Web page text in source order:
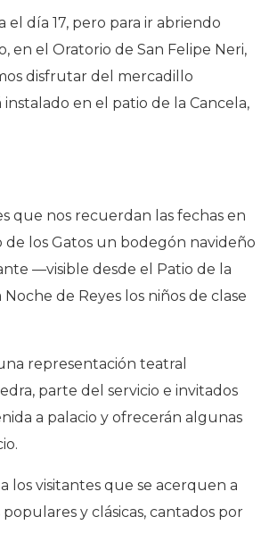
el día 17, pero para ir abriendo
en el Oratorio de San Felipe Neri,
disfrutar del mercadillo
en el patio de la Cancela,
que nos recuerdan las fechas en
de los Gatos un bodegón navideño
—visible desde el Patio de la
de Reyes los niños de clase
representación teatral
parte del servicio e invitados
a palacio y ofrecerán algunas
los visitantes que se acerquen a
y clásicas, cantados por